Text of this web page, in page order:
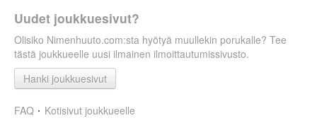
Uudet joukkuesivut?
Olisiko Nimenhuuto.com:sta hyötyä muullekin porukalle? Tee
tästä joukkueelle uusi ilmainen ilmoittautumissivusto.
Hanki joukkuesivut
FAQ Kotisivut joukkueelle